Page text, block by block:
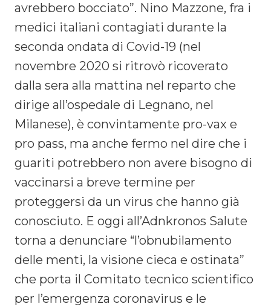
avrebbero bocciato”. Nino Mazzone, fra i
medici italiani contagiati durante la
seconda ondata di Covid-19 (nel
novembre 2020 si ritrovò ricoverato
dalla sera alla mattina nel reparto che
dirige all’ospedale di Legnano, nel
Milanese), è convintamente pro-vax e
pro pass, ma anche fermo nel dire che i
guariti potrebbero non avere bisogno di
vaccinarsi a breve termine per
proteggersi da un virus che hanno già
conosciuto. E oggi all’Adnkronos Salute
torna a denunciare “l’obnubilamento
delle menti, la visione cieca e ostinata”
che porta il Comitato tecnico scientifico
per l’emergenza coronavirus e le